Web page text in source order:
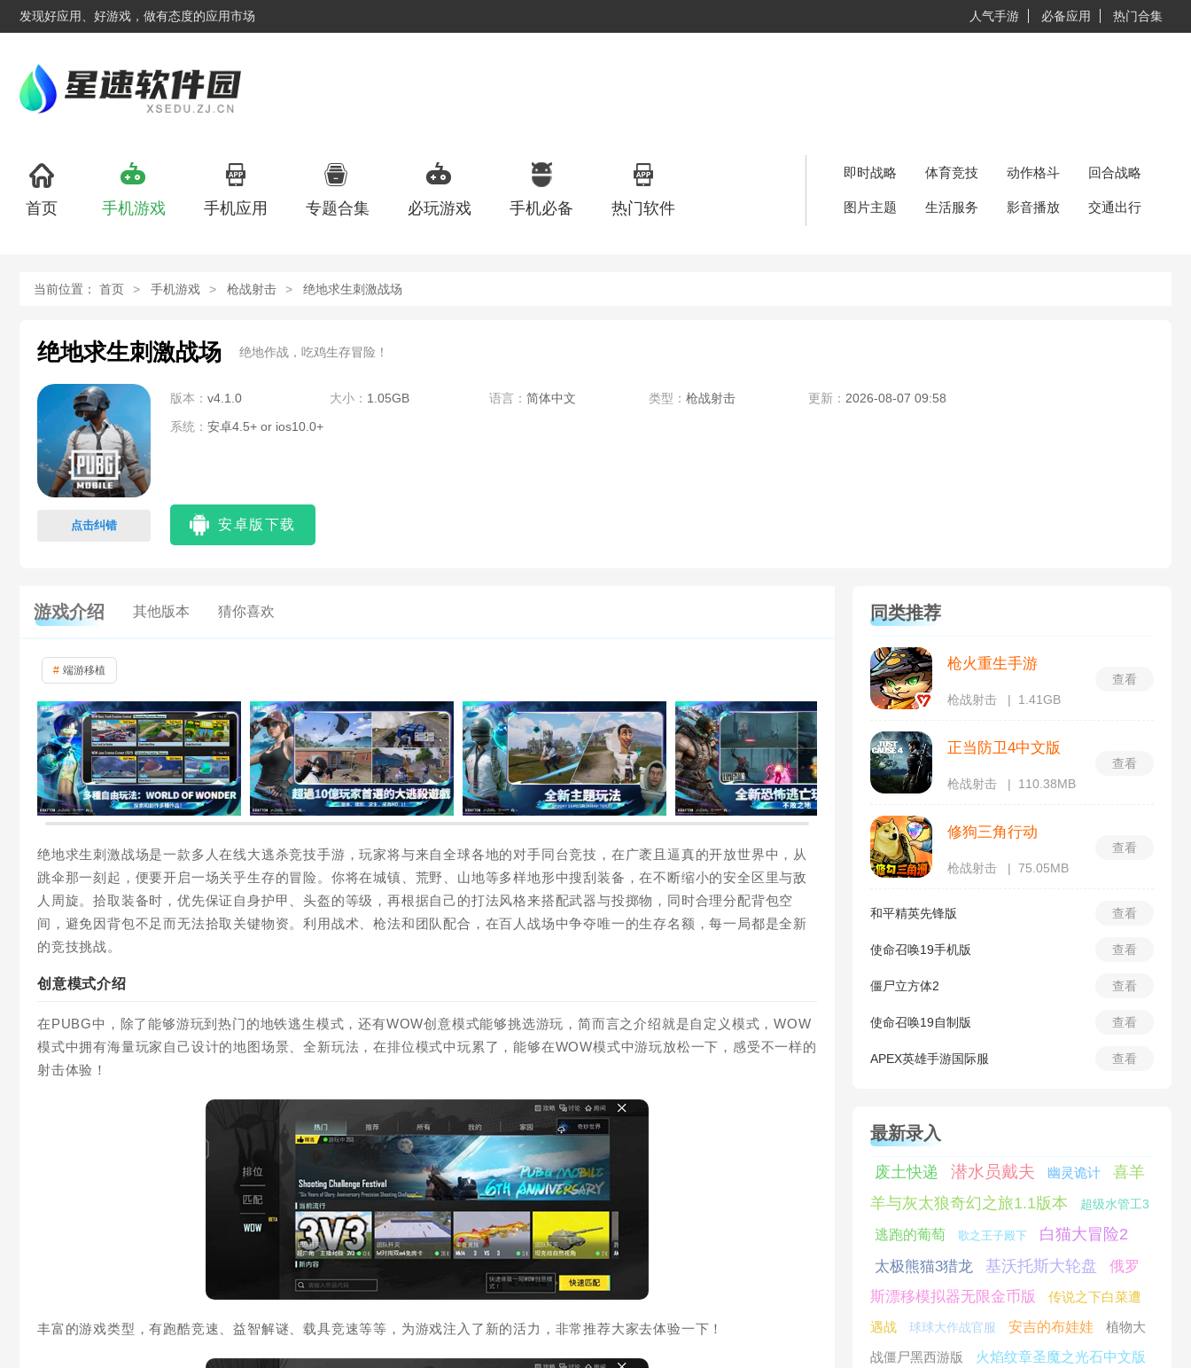
发现好应用、好游戏，做有态度的应用市场 人气手游 必备应用 热门合集
首页 手机游戏 手机应用 专题合集 必玩游戏 手机必备 热门软件
即时战略 体育竞技 动作格斗 回合战略
图片主题 生活服务 影音播放 交通出行
当前位置： 首页 手机游戏 枪战射击 绝地求生刺激战场
绝地求生刺激战场 绝地作战，吃鸡生存冒险！
点击纠错
版本： v4.1.0 大小： 1.05GB 语言： 简体中文 类型： 枪战射击 更新： 2026-08-07 09:58
系统： 安卓4.5+ or ios10.0+
安卓版下载
游戏介绍 其他版本 猜你喜欢
端游移植
绝地求生刺激战场是一款多人在线大逃杀竞技手游，玩家将与来自全球各地的对手同台竞技，在广袤且逼真的开放世界中，从
跳伞那一刻起，便要开启一场关乎生存的冒险。你将在城镇、荒野、山地等多样地形中搜刮装备，在不断缩小的安全区里与敌
人周旋。拾取装备时，优先保证自身护甲、头盔的等级，再根据自己的打法风格来搭配武器与投掷物，同时合理分配背包空
间，避免因背包不足而无法拾取关键物资。利用战术、枪法和团队配合，在百人战场中争夺唯一的生存名额，每一局都是全新
的竞技挑战。
创意模式介绍
在PUBG中，除了能够游玩到热门的地铁逃生模式，还有WOW创意模式能够挑选游玩，简而言之介绍就是自定义模式，WOW
模式中拥有海量玩家自己设计的地图场景、全新玩法，在排位模式中玩累了，能够在WOW模式中游玩放松一下，感受不一样的
射击体验！
丰富的游戏类型，有跑酷竞速、益智解谜、载具竞速等等，为游戏注入了新的活力，非常推荐大家去体验一下！
同类推荐
枪火重生手游
枪战射击 1.41GB
查看
正当防卫4中文版
枪战射击 110.38MB
查看
修狗三角行动
枪战射击 75.05MB
查看
和平精英先锋版 查看
使命召唤19手机版 查看
僵尸立方体2 查看
使命召唤19自制版 查看
APEX英雄手游国际服 查看
最新录入
废土快递 潜水员戴夫 幽灵诡计
喜羊
羊与灰太狼奇幻之旅1.1版本
超级水管工3
逃跑的葡萄 歌之王子殿下 白猫大冒险2
太极熊猫3猎龙 基沃托斯大轮盘
俄罗
斯漂移模拟器无限金币版
传说之下白菜遭
遇战
球球大作战官服 安吉的布娃娃
植物大
战僵尸黑西游版
火焰纹章圣魔之光石中文版